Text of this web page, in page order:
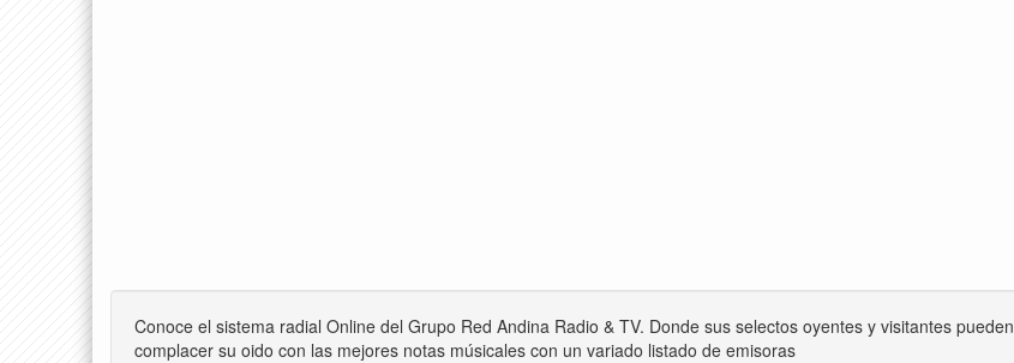
Conoce el sistema radial Online del Grupo Red Andina Radio & TV. Donde sus selectos oyentes y visitantes pueden
complacer su oido con las mejores notas músicales con un variado listado de emisoras